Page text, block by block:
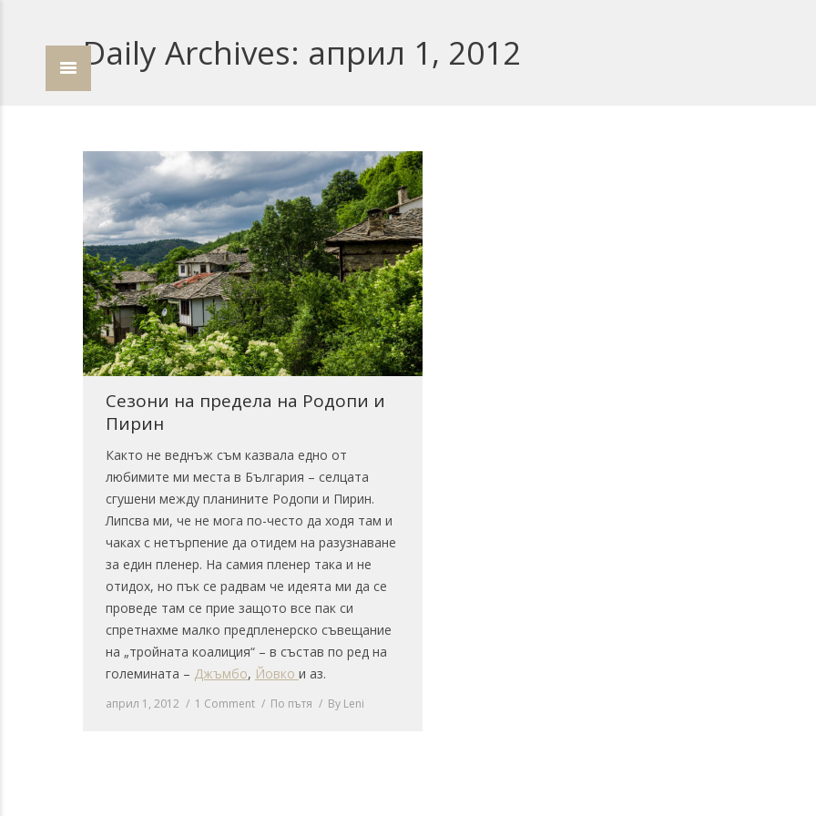
Daily Archives: април 1, 2012
Сезони на предела на Родопи и
Пирин
Както не веднъж съм казвала едно от
любимите ми места в България – селцата
сгушени между планините Родопи и Пирин.
Липсва ми, че не мога по-често да ходя там и
чаках с нетърпение да отидем на разузнаване
за един пленер. На самия пленер така и не
отидох, но пък се радвам че идеята ми да се
проведе там се прие защото все пак си
спретнахме малко предпленерско съвещание
на „тройната коалиция“ – в състав по ред на
големината – Джъмбо, Йовко и аз.
април 1, 2012 1 Comment По пътя By Leni